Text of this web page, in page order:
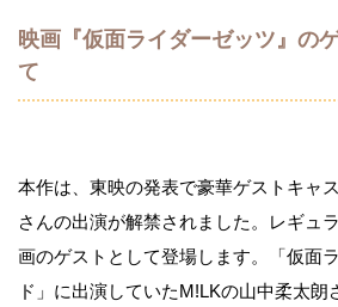
映画『仮面ライダーゼッツ』の
て
本作は、東映の発表で豪華ゲストキャ
さんの出演が解禁されました。レギュ
画のゲストとして登場します。「仮面
ド」に出演していたM!LKの山中柔太朗